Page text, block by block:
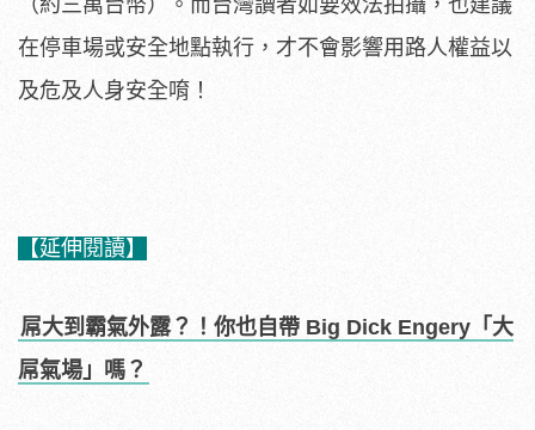
（約三萬台幣）。而台灣讀者如要效法拍攝，也建議
在停車場或安全地點執行，才不會影響用路人權益以
及危及人身安全唷！
【延伸閱讀】
屌大到霸氣外露？！你也自帶 Big Dick Engery「大
屌氣場」嗎？